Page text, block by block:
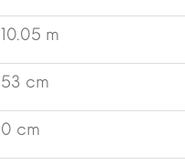
10.05 m
53 cm
0 cm